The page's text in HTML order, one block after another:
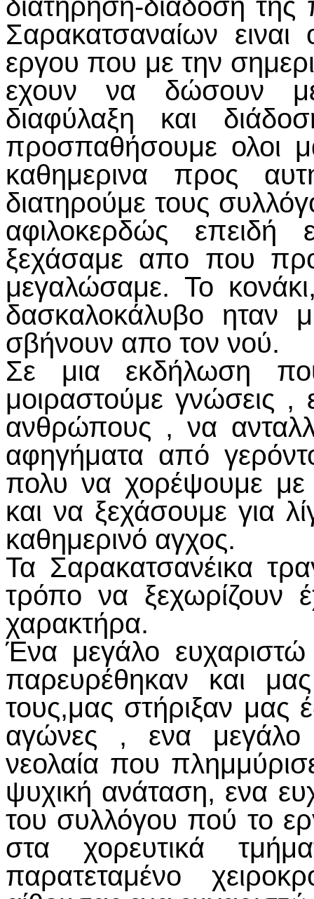
Σαρακατσαναίων
εργου που με την
εχουν να δώσουν
διαφύλαξη και
προσπαθήσουμε ολοι
καθημερινα προς
διατηρούμε τους
αφιλοκερδώς
ξεχάσαμε απο που
μεγαλώσαμε. Το
δασκαλοκάλυβο ηταν
σβήνουν απο τον νού.
Σε μια εκδήλωση
μοιραστούμε γνώσεις ,
ανθρώπους , να
αφηγήματα από
πολυ να χορέψουμε
και να ξεχάσουμε για
καθημερινό αγχος.
Τα Σαρακατσανέικα
τρόπο να ξεχωρίζουν
χαρακτήρα.
Ένα μεγάλο
παρευρέθηκαν και
τους,μας στήριξαν μας
αγώνες , ενα μεγάλο
νεολαία που
ψυχική ανάταση, ενα
του συλλόγου πού το
στα χορευτικά
παρατεταμένο